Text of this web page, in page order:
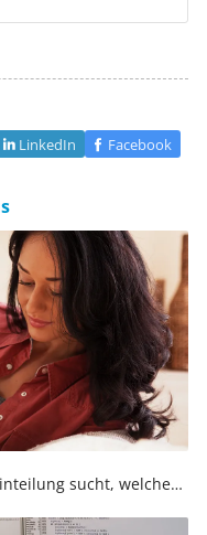
LinkedIn
Facebook
sucht, welcher
kann sich in der
von zu Hause aus